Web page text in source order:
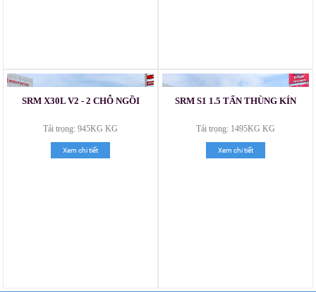
SRM X30L V2 - 2 CHỖ NGỒI
Tải trọng: 945KG KG
Xem chi tiết
SRM S1 1.5 TẤN THÙNG KÍN
Tải trọng: 1495KG KG
Xem chi tiết
Xe tải Foton 990kg